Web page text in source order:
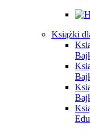
Książki